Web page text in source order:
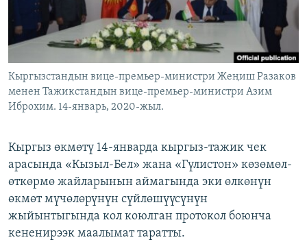
ЫҢГАЙСЫЗ СУРООЛОР
ЭЕ/АРнун бардык сайттары
Кыргызстандын вице-премьер-министри Жеңиш Разаков
менен Тажикстандын вице-премьер-министри Азим
Иброхим. 14-январь, 2020-жыл.
Кыргыз өкмөтү 14-январда кыргыз-тажик чек
арасында «Кызыл-Бел» жана «Гүлистон» көзөмөл-
өткөрмө жайларынын аймагында эки өлкөнүн
өкмөт мүчөлөрүнүн сүйлөшүүсүнүн
жыйынтыгында кол коюлган протокол боюнча
кененирээк маалымат таратты.